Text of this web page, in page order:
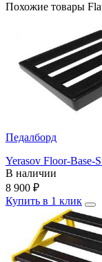
Похожие товары
Педалборд
Yerasov Floor-Base-
В наличии
8 900 ₽
Купить в 1 клик